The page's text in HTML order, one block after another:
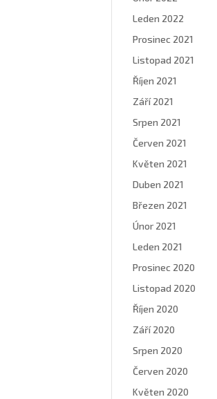
Leden 2022
Prosinec 2021
Listopad 2021
Říjen 2021
Září 2021
Srpen 2021
Červen 2021
Květen 2021
Duben 2021
Březen 2021
Únor 2021
Leden 2021
Prosinec 2020
Listopad 2020
Říjen 2020
Září 2020
Srpen 2020
Červen 2020
Květen 2020